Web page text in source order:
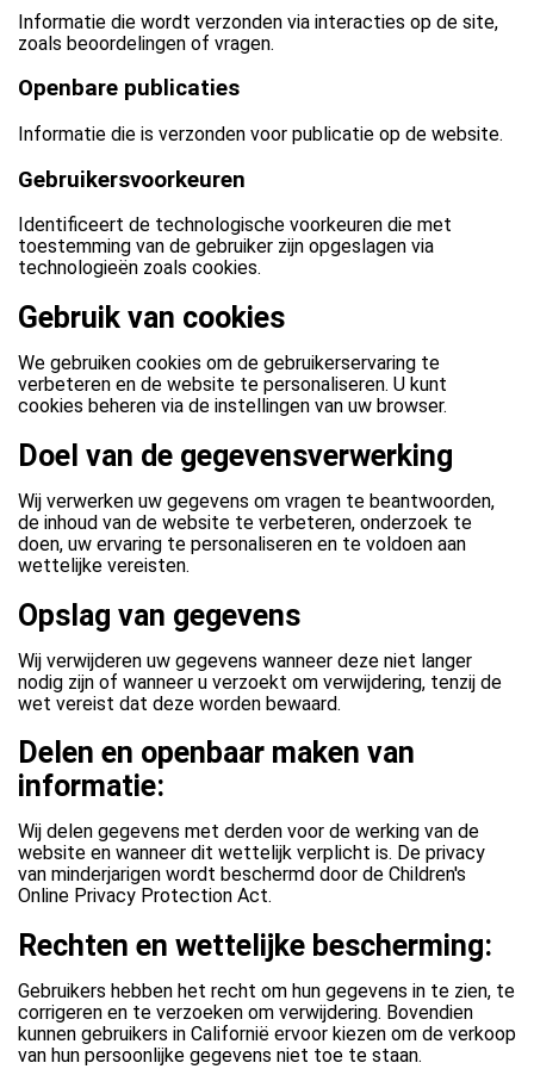
Informatie die wordt verzonden via interacties op de site,
zoals beoordelingen of vragen.
Openbare publicaties
Informatie die is verzonden voor publicatie op de website.
Gebruikersvoorkeuren
Identificeert de technologische voorkeuren die met
toestemming van de gebruiker zijn opgeslagen via
technologieën zoals cookies.
Gebruik van cookies
We gebruiken cookies om de gebruikerservaring te
verbeteren en de website te personaliseren. U kunt
cookies beheren via de instellingen van uw browser.
Doel van de gegevensverwerking
Wij verwerken uw gegevens om vragen te beantwoorden,
de inhoud van de website te verbeteren, onderzoek te
doen, uw ervaring te personaliseren en te voldoen aan
wettelijke vereisten.
Opslag van gegevens
Wij verwijderen uw gegevens wanneer deze niet langer
nodig zijn of wanneer u verzoekt om verwijdering, tenzij de
wet vereist dat deze worden bewaard.
Delen en openbaar maken van
informatie:
Wij delen gegevens met derden voor de werking van de
website en wanneer dit wettelijk verplicht is. De privacy
van minderjarigen wordt beschermd door de Children's
Online Privacy Protection Act.
Rechten en wettelijke bescherming:
Gebruikers hebben het recht om hun gegevens in te zien, te
corrigeren en te verzoeken om verwijdering. Bovendien
kunnen gebruikers in Californië ervoor kiezen om de verkoop
van hun persoonlijke gegevens niet toe te staan.